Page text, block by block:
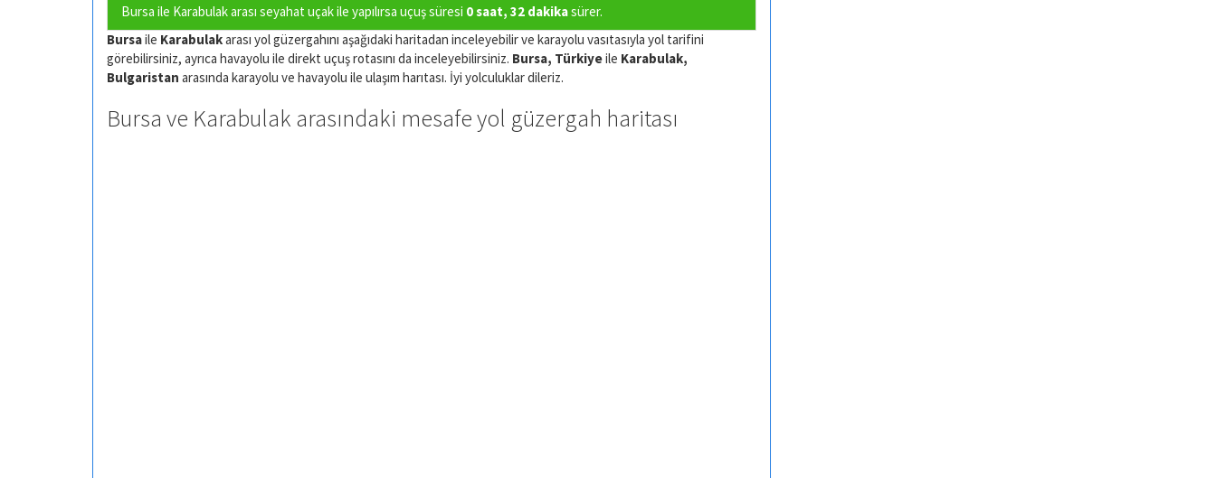
Bursa ile Karabulak arası seyahat uçak ile yapılırsa uçuş süresi 0 saat, 32 dakikasürer.
Bursaile Karabulakarası yol güzergahını aşağıdaki haritadan inceleyebilir ve karayolu vasıtasıyla yol tarifini
görebilirsiniz, ayrıca havayolu ile direkt uçuş rotasını da inceleyebilirsiniz. Bursa, Türkiyeile Karabulak,
Bulgaristan arasında karayolu ve havayolu ile ulaşım harıtası. İyi yolculuklar dileriz.
Bursa ve Karabulak arasındaki mesafe yol güzergah haritası